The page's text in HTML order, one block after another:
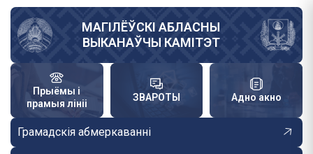
Skip
main
content
МАГІЛЁЎСКІ АБЛАСНЫ
ВЫКАНАЎЧЫ КАМІТЭТ
Прыёмы і
прамыя лініі
ЗВАРОТЫ Адно акно
Грамадскія абмеркаванні